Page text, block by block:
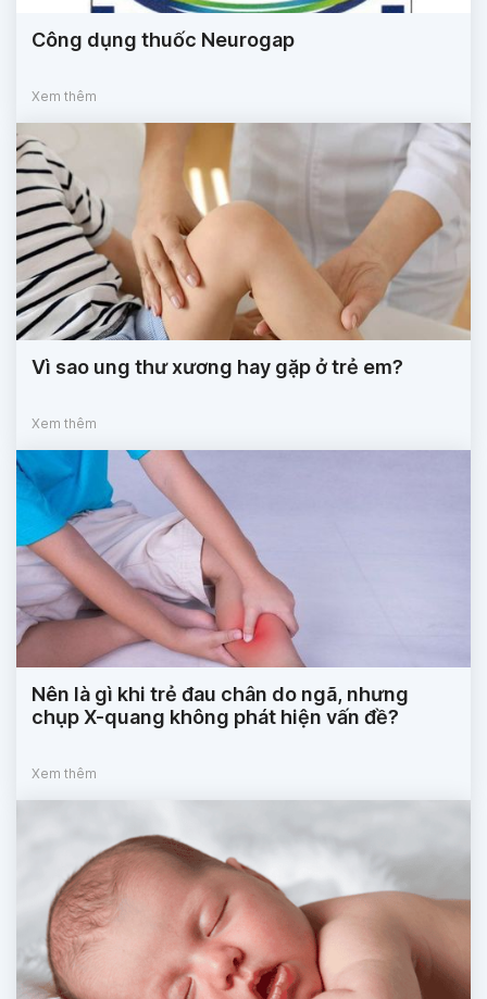
Công dụng thuốc Neurogap
Xem thêm
Vì sao ung thư xương hay gặp ở trẻ em?
Xem thêm
Nên là gì khi trẻ đau chân do ngã, nhưng
chụp X-quang không phát hiện vấn đề?
Xem thêm